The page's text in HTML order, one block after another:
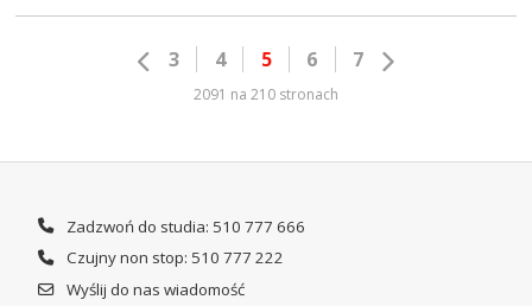
3 4 5 6 7
2091 na 210 stronach
Zadzwoń do studia: 510 777 666
Czujny non stop: 510 777 222
Wyślij do nas wiadomość